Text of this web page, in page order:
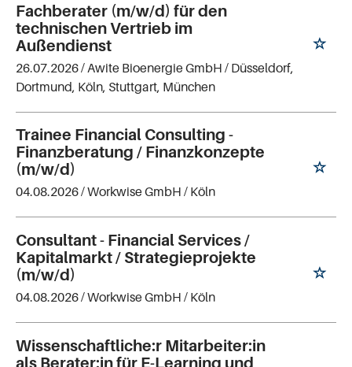
Fachberater (m/w/d) für den
technischen Vertrieb im
Außendienst
26.07.2026 / Awite Bioenergie GmbH / Düsseldorf,
Dortmund, Köln, Stuttgart, München
Trainee Financial Consulting -
Finanzberatung / Finanzkonzepte
(m/w/d)
04.08.2026 /Workwise GmbH / Köln
Consultant - Financial Services /
Kapitalmarkt / Strategieprojekte
(m/w/d)
04.08.2026 /Workwise GmbH / Köln
Wissenschaftliche:r Mitarbeiter:in